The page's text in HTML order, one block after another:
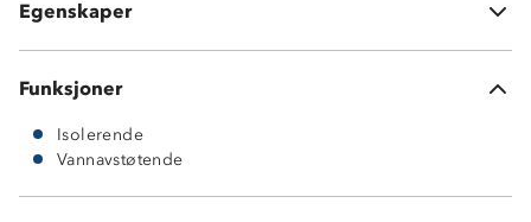
Egenskaper
5-5 membran
Funksjoner
Isolerende
Vannavstøtende